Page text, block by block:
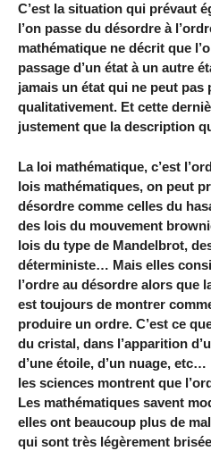
C’est la situation qui prévaut
l’on passe du désordre à
mathématique ne décrit que
passage d’un état à un autre
jamais un état qui ne peut pas
qualitativement. Et cette
justement que la description
La loi mathématique, c’est
lois mathématiques, on peut
désordre comme celles du
des lois du mouvement
lois du type de Mandelbrot,
déterministe… Mais elles
l’ordre au désordre alors que
est toujours de montrer
produire un ordre. C’est ce
du cristal, dans l’apparition
d’une étoile, d’un nuage,
les sciences montrent que
Les mathématiques savent
elles ont beaucoup plus de
qui sont très légèrement